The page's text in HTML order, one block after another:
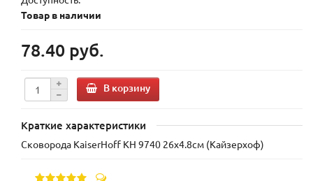
Товар в наличии
78.40 руб.
В корзину
Краткие характеристики
Сковорода KaiserHoff KH 9740 26х4.8см (Кайзерхоф)